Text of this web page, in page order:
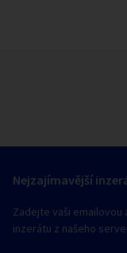
Nejzajímavější
Zadejte vaši
inzerátu z našeho